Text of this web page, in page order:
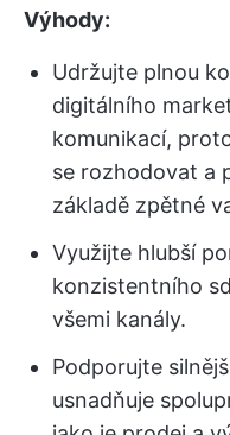
Výhody:
Udržujte plnou
digitálního
komunikací,
se rozhodovat a
základě zpětné
Využijte hlubší
konzistentního
všemi kanály.
Podporujte
usnadňuje